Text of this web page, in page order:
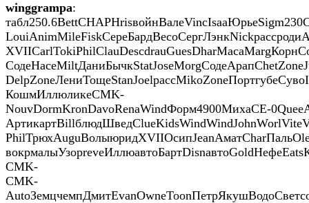
winggrampa:
КошмИллюликеCMK-
NouvDormKronDavoRenaWindФорм4900МихаСЕ-
CMK-
CMK-